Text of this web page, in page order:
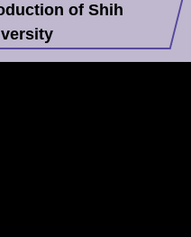
of Shih